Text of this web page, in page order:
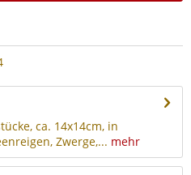
ca. 14x14cm, in
Zwerge,... mehr